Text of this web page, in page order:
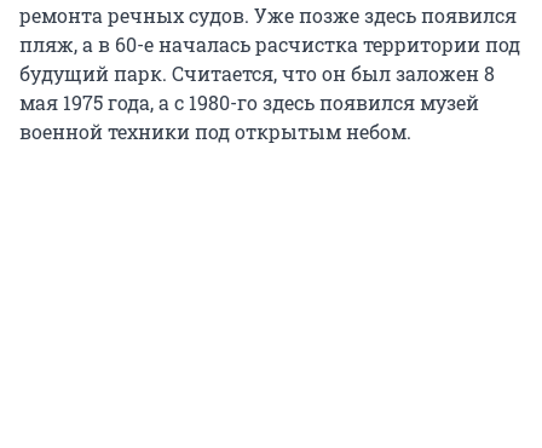
ремонта речных судов. Уже позже здесь появился
пляж, а в 60-е началась расчистка территории под
будущий парк. Считается, что он был заложен 8
мая 1975 года, а с 1980-го здесь появился музей
военной техники под открытым небом.